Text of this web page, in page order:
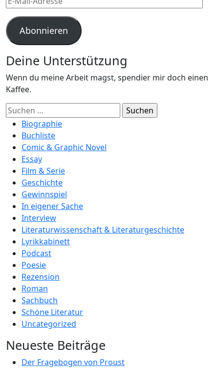
Mail-
Adresse
Abonnieren
Deine Unterstützung
Wenn du meine Arbeit magst, spendier mir doch einen
Kaffee.
Suchen
nach:Biographie
Buchliste
Comic & Graphic Novel
Essay
Film & Serie
Geschichte
Gewinnspiel
In eigener Sache
Interview
Literaturwissenschaft & Literaturgeschichte
Lyrikkabinett
Podcast
Poesie
Rezension
Roman
Sachbuch
Schöne Literatur
Uncategorized
Neueste Beiträge
Der Fragebogen von Proust